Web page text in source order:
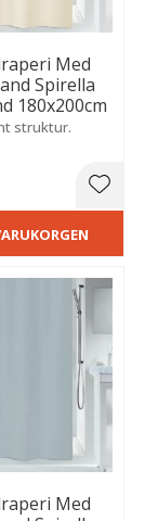
Med
Spirella
180x200cm
struktur.
Med